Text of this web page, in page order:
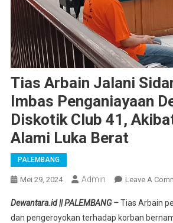
Tias Arbain Jalani
Imbas Penganiayaan
Diskotik Club 41,
Alami Luka Berat
PALEMBANG
Mei 29, 2024 Admin Leave A
Dewantara.id || PALEMBANG –Tias Arbain
dan pengeroyokan terhadap korban